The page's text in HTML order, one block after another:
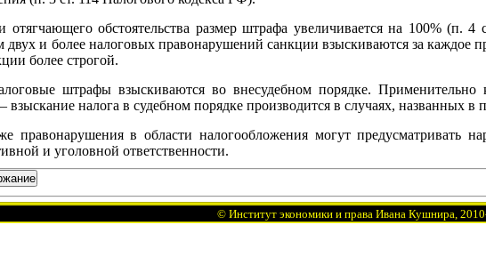
отягчающего обстоятельства размер штрафа увеличивается на 100% (п.
и более налоговых правонарушений санкции взыскиваются за каждое
более строгой.
штрафы взыскиваются во внесудебном порядке.
взыскание налога в судебном порядке производится в случаях, названных в
правонарушения в области налогообложения могут предусматривать
и уголовной ответственности.
© Институт экономики и права Ивана Кушнира, 2010